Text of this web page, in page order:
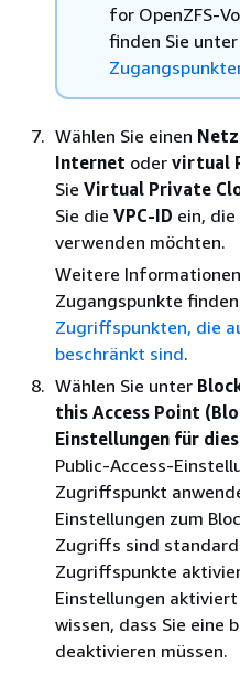
for OpenZFS-
finden Sie unter
Wählen Sie einen
Internet oder virtual
Sie Virtual Private
Sie die VPC-ID ein,
verwenden möchten.
Weitere
Zugangspunkte
Zugriffspunkten, die
beschränkt sind.
Wählen Sie unter
this Access Point
Einstellungen für
Public-Access-
Zugriffspunkt
Einstellungen zum
Zugriffs sind
Zugriffspunkte
Einstellungen aktiviert
wissen, dass Sie eine
deaktivieren müssen.